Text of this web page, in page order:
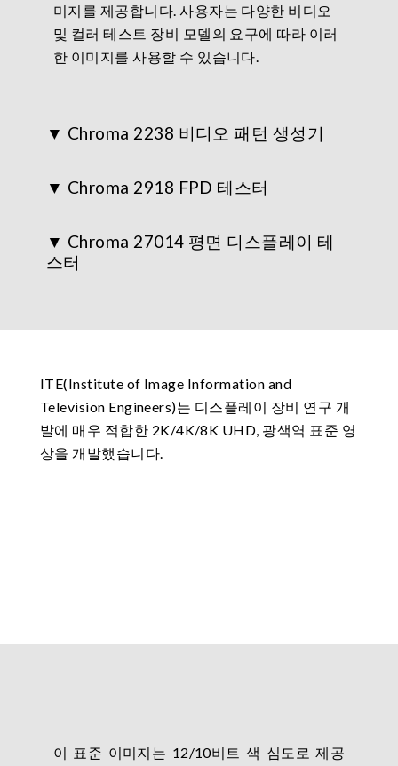
미지를 제공합니다. 사용자는 다양한 비디오
및 컬러 테스트 장비 모델의 요구에 따라 이러
한 이미지를 사용할 수 있습니다.
Chroma 2238 비디오 패턴 생성기
Chroma 2918 FPD 테스터
Chroma 27014 평면 디스플레이 테
스터
ITE(Institute of Image Information and
Television Engineers)는 디스플레이 장비 연구 개
발에 매우 적합한 2K/4K/8K UHD, 광색역 표준 영
상을 개발했습니다.
이 표준 이미지는 12/10비트 색 심도로 제공